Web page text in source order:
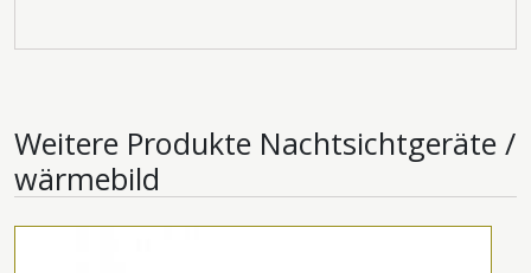
Weitere Produkte Nachtsichtgeräte /
wärmebild